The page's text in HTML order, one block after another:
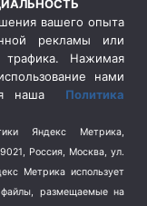
вашего опыта
рекламы или
Нажимая
нами
наша Политика
Яндекс Метрика,
Россия, Москва, ул.
Метрика использует
размещаемые на